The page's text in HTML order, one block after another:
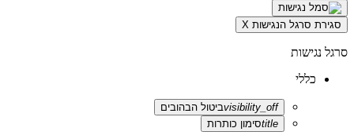
סגירת סרגל הנגישות X
סרגל נגישות
כללי
visibility_offביטול הבהובים
titleסימון כותרות